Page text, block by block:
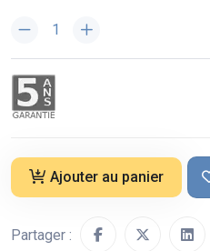
Ajouter au panier
Partager :